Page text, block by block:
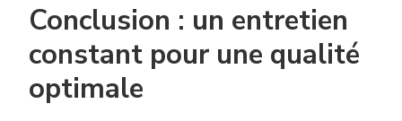
Conclusion : un entretien
constant pour une qualité
optimale